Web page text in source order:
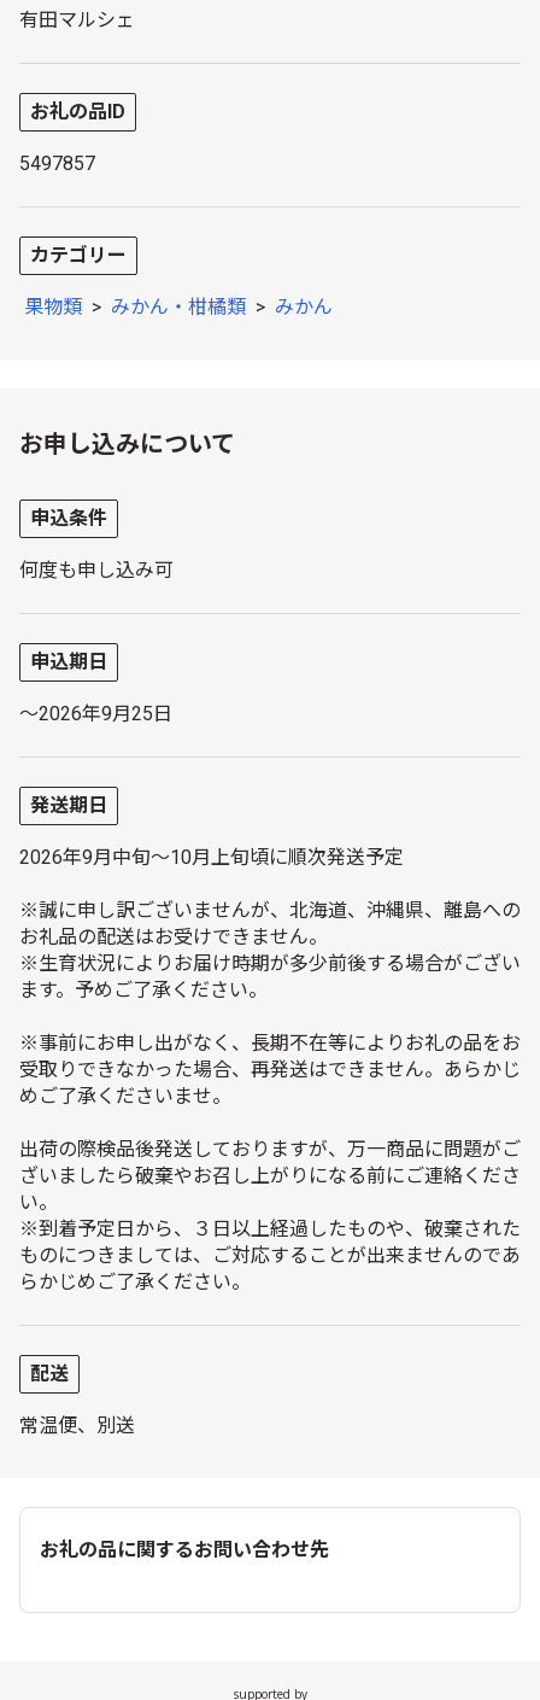
有田マルシェ
お礼の品ID
5497857
カテゴリー
果物類 > みかん・柑橘類 > みかん
お申し込みについて
申込条件
何度も申し込み可
申込期日
～2026年9月25日
発送期日
2026年9月中旬～10月上旬頃に順次発送予定
※誠に申し訳ございませんが、北海道、沖縄県、離島への
お礼品の配送はお受けできません。
※生育状況によりお届け時期が多少前後する場合がござい
ます。予めご了承ください。
※事前にお申し出がなく、長期不在等によりお礼の品をお
受取りできなかった場合、再発送はできません。あらかじ
めご了承くださいませ。
出荷の際検品後発送しておりますが、万一商品に問題がご
ざいましたら破棄やお召し上がりになる前にご連絡くださ
い。
※到着予定日から、３日以上経過したものや、破棄された
ものにつきましては、ご対応することが出来ませんのであ
らかじめご了承ください。
配送
常温便、別送
お礼の品に関するお問い合わせ先